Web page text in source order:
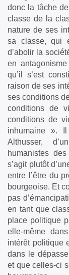
donc la tâche
classe de la
nature de ses
sa classe, qui
d’abolir la
en
qu’il s’est
raison de ses
ses conditions
conditions de
conditions de
inhumaine ».
Althusser,
humanistes
s’agit plutôt
entre l’être du
bourgeoise. Et
pas
en tant que
place politique
elle-même
intérêt politique
dans le
et que celles-ci